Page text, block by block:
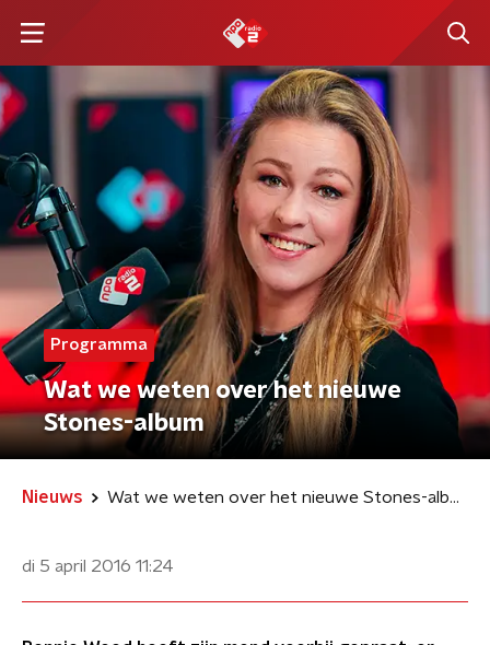
Programma
Wat we weten over het nieuwe
Stones-album
Nieuws Wat we weten over het nieuwe Stones-album
di 5 april 2016 11:24